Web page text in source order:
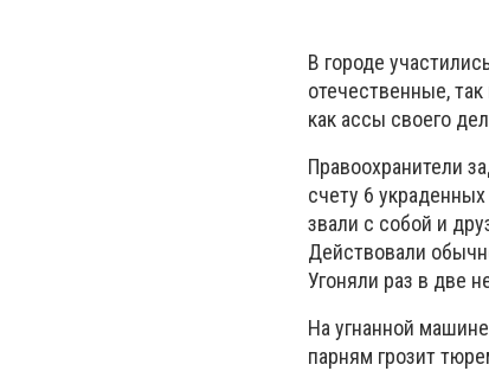
В городе
отечественные,
как ассы своего
Правоохранители
счету 6
звали с собой и
Действовали
Угоняли раз в две
На угнанной
парням грозит